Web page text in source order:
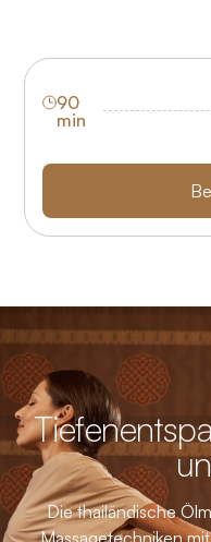
90
min
Die thailändische
Massagetechniken